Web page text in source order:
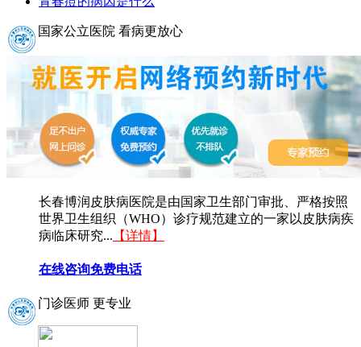
国家公立医院 看病更放心
长春博润皮肤病医院是由国家卫生部门审批、严格按照
世界卫生组织（WHO）诊疗规范建立的一家以皮肤病疾
病临床研究... 【详情】
在线咨询免费电话
门诊医师 更专业